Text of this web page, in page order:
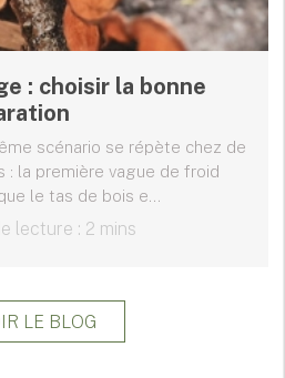
: choisir la bonne
scénario se répète chez de
: la première vague de froid
le tas de bois e...
lecture : 2 mins
LE BLOG